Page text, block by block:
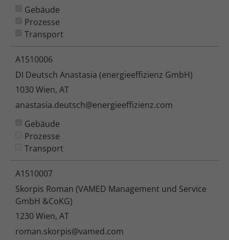
Gebäude
Prozesse
Transport
A1510006
DI Deutsch Anastasia (energieeffizienz GmbH)
1030 Wien, AT
anastasia.deutsch@energieeffizienz.com
Gebäude
Prozesse
Transport
A1510007
Skorpis Roman (VAMED Management und Service
GmbH &CoKG)
1230 Wien, AT
roman.skorpis@vamed.com